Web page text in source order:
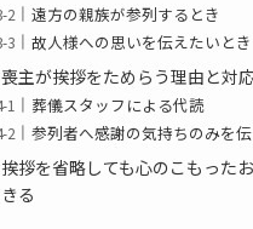
遠方の親族が参列するとき
故人様への思いを伝えたいとき
喪主が挨拶をためらう理由と対
葬儀スタッフによる代読
参列者へ感謝の気持ちのみを
挨拶を省略しても心のこもった
きる